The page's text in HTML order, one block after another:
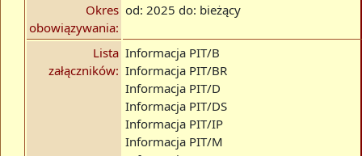
Okres
obowiązywania:
od: 2025 do: bieżący
Lista
załączników:
Informacja PIT/B
Informacja PIT/BR
Informacja PIT/D
Informacja PIT/DS
Informacja PIT/IP
Informacja PIT/M